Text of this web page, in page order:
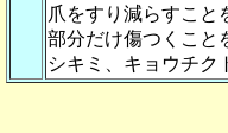
爪をすり減らすこと
部分だけ傷つくこと
シキミ、キョウチク